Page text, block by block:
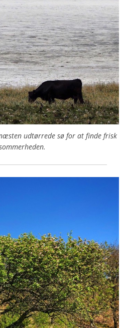
udtørrede sø for at finde frisk